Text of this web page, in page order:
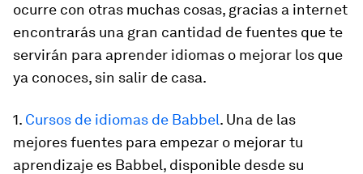
ocurre con otras muchas cosas, gracias a internet
encontrarás una gran cantidad de fuentes que te
servirán para aprender idiomas o mejorar los que
ya conoces, sin salir de casa.
1. Cursos de idiomas de Babbel. Una de las
mejores fuentes para empezar o mejorar tu
aprendizaje es Babbel, disponible desde su